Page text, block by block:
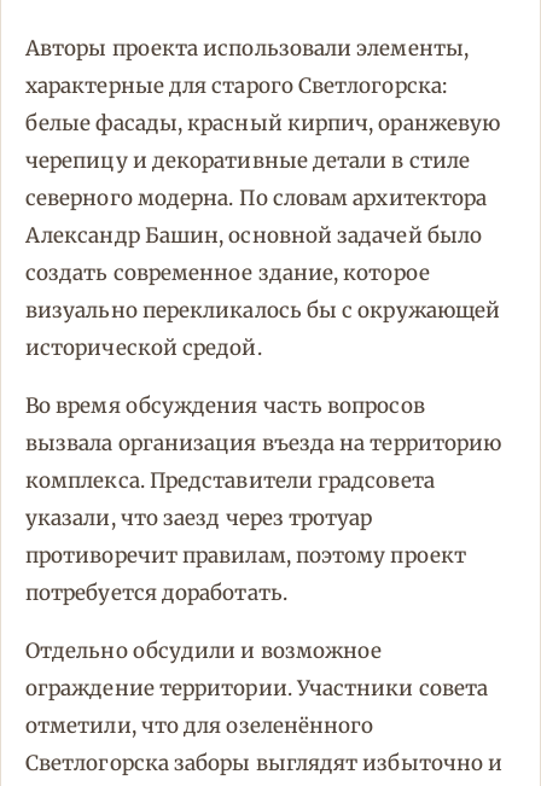
Авторы проекта использовали элементы,
характерные для старого Светлогорска:
белые фасады, красный кирпич, оранжевую
черепицу и декоративные детали в стиле
северного модерна. По словам архитектора
Александр Башин, основной задачей было
создать современное здание, которое
визуально перекликалось бы с окружающей
исторической средой.
Во время обсуждения часть вопросов
вызвала организация въезда на территорию
комплекса. Представители градсовета
указали, что заезд через тротуар
противоречит правилам, поэтому проект
потребуется доработать.
Отдельно обсудили и возможное
ограждение территории. Участники совета
отметили, что для озеленённого
Светлогорска заборы выглядят избыточно и